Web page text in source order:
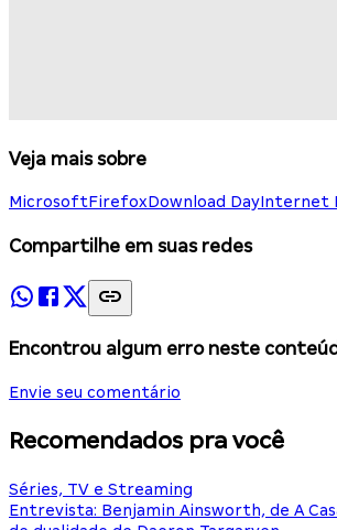
Veja mais sobre
MicrosoftFirefoxDownload DayInternet
Compartilhe em suas redes
Encontrou algum erro neste
Envie seu comentário
Recomendados pra você
Séries, TV e Streaming
Entrevista: Benjamin Ainsworth, de A